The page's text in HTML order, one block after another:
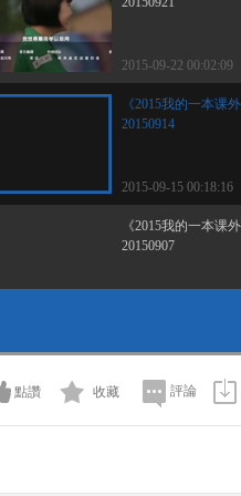
2015-09-22 00:02:09
《2015我的一本课外
20150914
2015-09-15 00:18:16
《2015我的一本课外
20150907
2015-09-01 00:06:16
20150824
點讚 收藏 評論